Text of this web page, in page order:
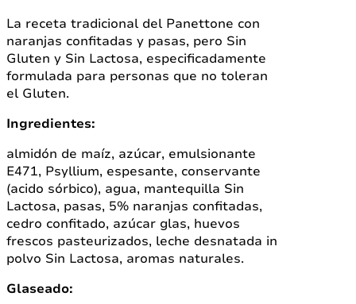
La receta tradicional del Panettone con
naranjas confitadas y pasas, pero Sin
Gluten y Sin Lactosa, especificadamente
formulada para personas que no toleran
el Gluten.
Ingredientes:
almidón de maíz, azúcar, emulsionante
E471, Psyllium, espesante, conservante
(acido sórbico), agua, mantequilla Sin
Lactosa, pasas, 5% naranjas confitadas,
cedro confitado, azúcar glas, huevos
frescos pasteurizados, leche desnatada in
polvo Sin Lactosa, aromas naturales.
Glaseado: